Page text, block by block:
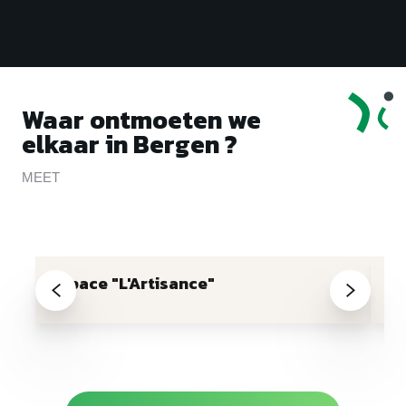
Waar ontmoeten we
elkaar in Bergen ?
MEET
Espace "L'Artisance"